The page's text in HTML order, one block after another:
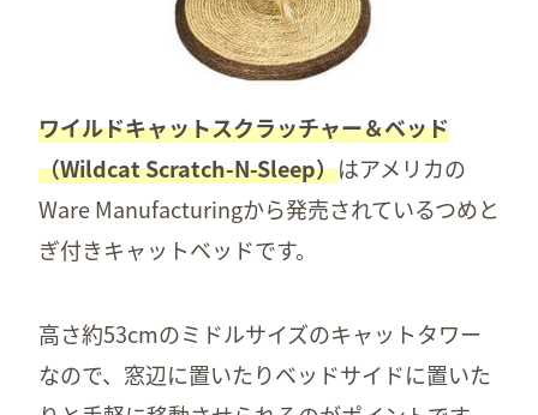
ワイルドキャットスクラッチャー＆ベッド
（Wildcat Scratch-N-Sleep）はアメリカの
Ware Manufacturingから発売されているつめと
ぎ付きキャットベッドです。
高さ約53cmのミドルサイズのキャットタワー
なので、窓辺に置いたりベッドサイドに置いた